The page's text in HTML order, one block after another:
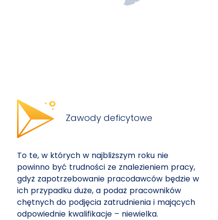
Zawody deficytowe
To te, w których w najbliższym roku nie
powinno być trudności ze znalezieniem pracy,
gdyż zapotrzebowanie pracodawców będzie w
ich przypadku duże, a podaż pracowników
chętnych do podjęcia zatrudnienia i mających
odpowiednie kwalifikacje – niewielka.